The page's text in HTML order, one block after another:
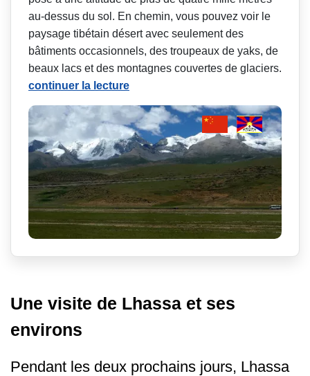
au-dessus du sol. En chemin, vous pouvez voir le
paysage tibétain désert avec seulement des
bâtiments occasionnels, des troupeaux de yaks, de
beaux lacs et des montagnes couvertes de glaciers.
continuer la lecture
Une visite de Lhassa et ses
environs
Pendant les deux prochains jours, Lhassa